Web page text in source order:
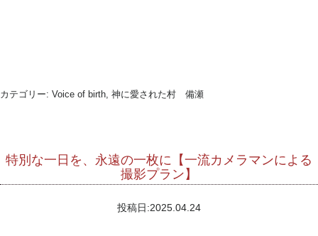
カテゴリー: Voice of birth, 神に愛された村 備瀬
特別な一日を、永遠の一枚に【一流カメラマンによる
撮影プラン】
投稿日:2025.04.24